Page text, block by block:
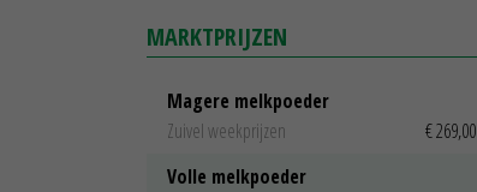
MARKTPRIJZEN
Magere melkpoeder
Zuivel weekprijzen
€ 269,00
Volle melkpoeder